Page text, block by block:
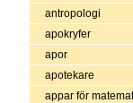
antropologi
apokryfer
apor
apotekare
appar för